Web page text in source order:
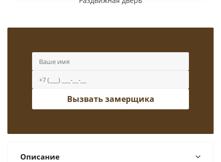
Вызвать замерщика
Описание